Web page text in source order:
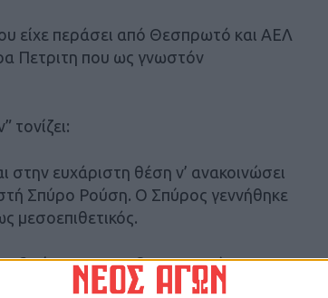
είχε περάσει από Θεσπρωτό και ΑΕΛ
Πετριτη που ως γνωστόν
τονίζει:
ευχάριστη θέση ν’ ανακοινώσει
Σπύρο Ρούση. Ο Σπύρος γεννήθηκε
μεσοεπιθετικός.
ξεκίνησε την ποδοσφαιρική του
μεταγράφηκε στην ΑΕΛ. Την